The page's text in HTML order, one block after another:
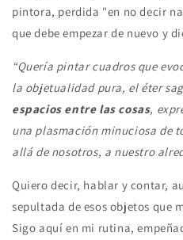
pintora, perdida "en no decir
que debe empezar de nuevo y
“Quería pintar cuadros que
la objetualidad pura, el éter
espacios entre las cosas,
una plasmación minuciosa de
allá de nosotros, a nuestro
Quiero decir, hablar y contar,
sepultada de esos objetos que
Sigo aquí en mi rutina,